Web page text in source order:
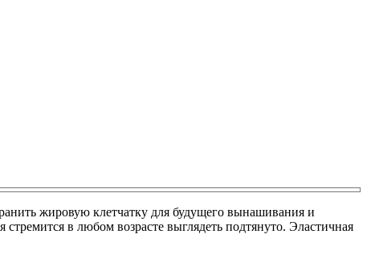
жировую клетчатку для будущего вынашивания и
стремится в любом возрасте выглядеть подтянуто. Эластичная